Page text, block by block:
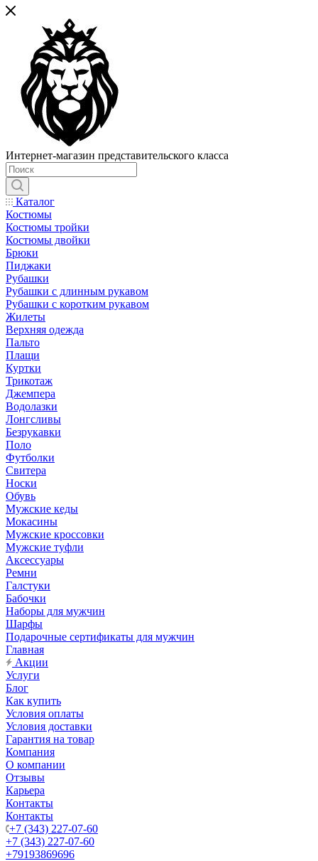
Интернет-магазин представительского класса
Каталог
Костюмы
Костюмы тройки
Костюмы двойки
Брюки
Пиджаки
Рубашки
Рубашки с длинным рукавом
Рубашки с коротким рукавом
Жилеты
Верхняя одежда
Пальто
Плащи
Куртки
Трикотаж
Джемпера
Водолазки
Лонгсливы
Безрукавки
Поло
Футболки
Свитера
Носки
Обувь
Мужские кеды
Мокасины
Мужские кроссовки
Мужские туфли
Аксессуары
Ремни
Галстуки
Бабочки
Наборы для мужчин
Шарфы
Подарочные сертификаты для мужчин
Главная
Акции
Услуги
Блог
Как купить
Условия оплаты
Условия доставки
Гарантия на товар
Компания
О компании
Отзывы
Карьера
Контакты
Контакты
+7 (343) 227-07-60
+7 (343) 227-07-60
+79193869696